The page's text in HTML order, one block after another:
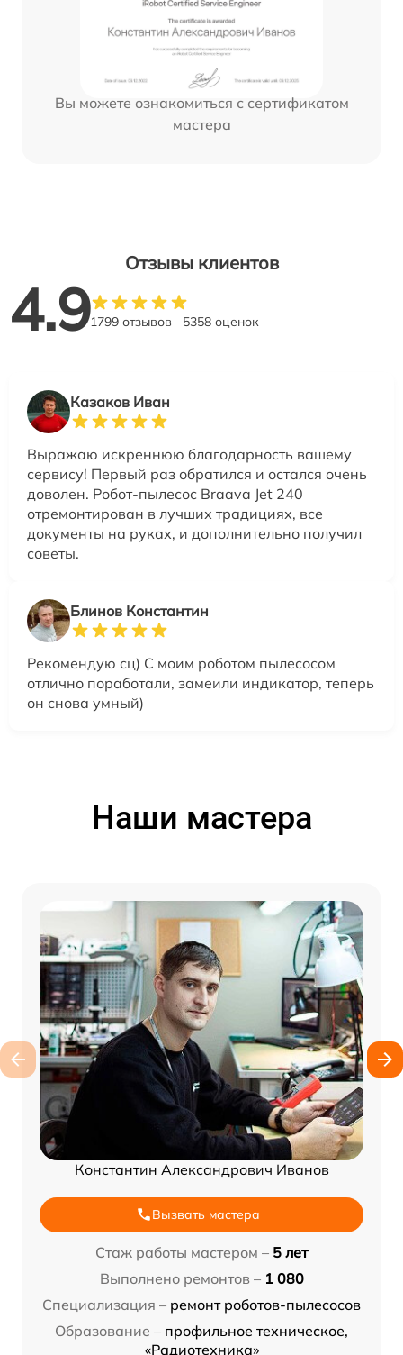
Вы можете ознакомиться с сертификатом
мастера
Отзывы клиентов
4.91799 отзывов 5358 оценок
Казаков Иван
Выражаю искреннюю благодарность вашему
сервису! Первый раз обратился и остался очень
доволен. Робот-пылесос Braava Jet 240
отремонтирован в лучших традициях, все
документы на руках, и дополнительно получил
советы.
Блинов Константин
Рекомендую сц) С моим роботом пылесосом
отлично поработали, замеили индикатор, теперь
он снова умный)
Наши мастера
Константин Александрович Иванов
Вызвать мастера
Стаж работы мастером – 5 лет
Выполнено ремонтов – 1 080
Специализация – ремонт роботов-пылесосов
Образование – профильное техническое,
«Радиотехника»